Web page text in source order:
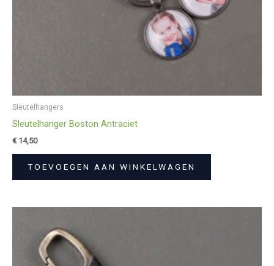
Sleutelhangers
Sleutelhanger Boston Antraciet
€14,50
TOEVOEGEN AAN WINKELWAGEN